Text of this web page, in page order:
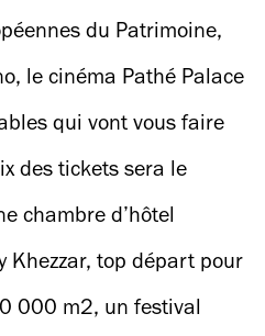
du Patrimoine,
un grand banquet
le cinéma Pathé Palace
Paris (et l’un des plus
qui vont vous faire
des tickets sera le
à Paris et en Ile-de-
chambre d’hôtel
du Parc des Princes
Khezzar, top départ pour
000 m2, un festival